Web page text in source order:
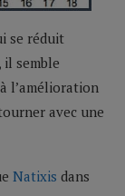
se réduit
il semble
l’amélioration
avec une
Natixis dans